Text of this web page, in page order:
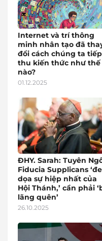
Internet và trí thông
minh nhân tạo đã
đổi cách chúng ta tiếp
thu kiến thức như thế
nào?
01.12.2025
ĐHY. Sarah: Tuyên
Fiducia Supplicans ‘đe
dọa sự hiệp nhất của
Hội Thánh,’ cần phải
lãng quên’
26.10.2025